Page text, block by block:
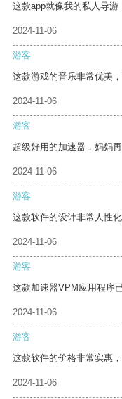
这款app就像我的私人导游
2024-11-06
游客
这款游戏的音乐非常优美
2024-11-06
游客
超级好用的加速器，妈妈
2024-11-06
游客
这款软件的设计非常人性
2024-11-06
游客
这款加速器VPM应用程序
2024-11-06
游客
这款软件的价格非常实惠，
2024-11-06